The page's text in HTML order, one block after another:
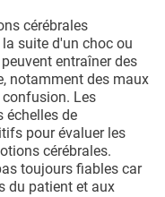
cérébrales
suite d'un choc ou
entraîner des
notamment des maux
confusion. Les
échelles de
pour évaluer les
cérébrales.
toujours fiables car
du patient et aux